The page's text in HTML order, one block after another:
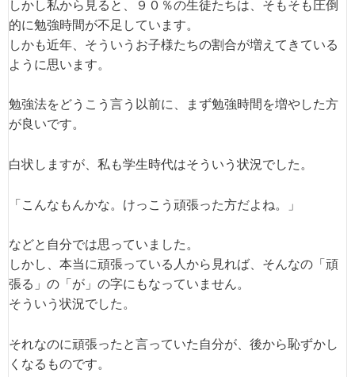
しかし私から見ると、９０％の生徒たちは、そもそも圧倒
的に勉強時間が不足しています。
しかも近年、そういうお子様たちの割合が増えてきている
ように思います。
勉強法をどうこう言う以前に、まず勉強時間を増やした方
が良いです。
白状しますが、私も学生時代はそういう状況でした。
「こんなもんかな。けっこう頑張った方だよね。」
などと自分では思っていました。
しかし、本当に頑張っている人から見れば、そんなの「頑
張る」の「が」の字にもなっていません。
そういう状況でした。
それなのに頑張ったと言っていた自分が、後から恥ずかし
くなるものです。